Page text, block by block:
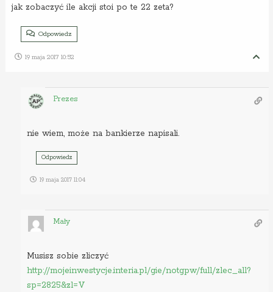
jak zobaczyć ile akcji stoi po te 22 zeta?
Odpowiedz
19 maja 2017 10:52
Prezes
nie wiem, może na bankierze napisali.
Odpowiedz
19 maja 2017 11:04
Mały
Musisz sobie zliczyć
http://mojeinwestycje.interia.pl/gie/notgpw/full/zlec_all?
sp=2825&zl=V